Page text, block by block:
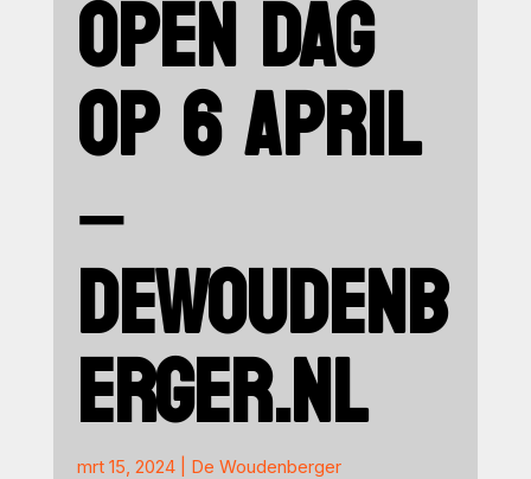
OPEN DAG
OP 6 APRIL
–
DEWOUDENB
ERGER.NL
mrt 15, 2024| De Woudenberger